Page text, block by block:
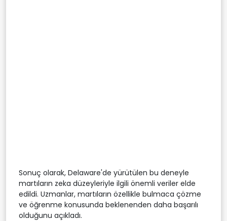
Sonuç olarak, Delaware'de yürütülen bu deneyle
martıların zeka düzeyleriyle ilgili önemli veriler elde
edildi. Uzmanlar, martıların özellikle bulmaca çözme
ve öğrenme konusunda beklenenden daha başarılı
olduğunu açıkladı.